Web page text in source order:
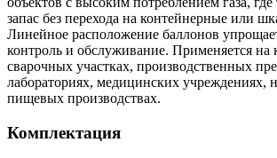
запас без перехода на контейнерные или
Линейное расположение баллонов
контроль и обслуживание. Применяется на
сварочных участках, производственных
лабораториях, медицинских учреждениях,
пищевых производствах.
Комплектация